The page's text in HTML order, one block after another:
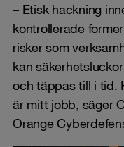
– Etisk hackning
kontrollerade
risker som
kan
och täppas till i tid.
är mitt jobb, säger
Orange